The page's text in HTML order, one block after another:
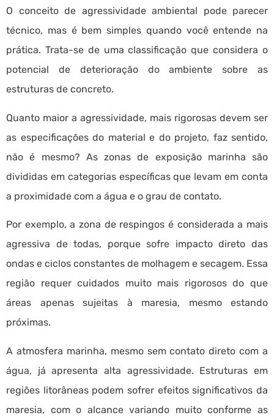
O conceito de agressividade ambiental pode parecer
técnico, mas é bem simples quando você entende na
prática. Trata-se de uma classificação que considera o
potencial de deterioração do ambiente sobre as
estruturas de concreto.
Quanto maior a agressividade, mais rigorosas devem ser
as especificações do material e do projeto, faz sentido,
não é mesmo? As zonas de exposição marinha são
divididas em categorias específicas que levam em conta
a proximidade com a água e o grau de contato.
Por exemplo, a zona de respingos é considerada a mais
agressiva de todas, porque sofre impacto direto das
ondas e ciclos constantes de molhagem e secagem. Essa
região requer cuidados muito mais rigorosos do que
áreas apenas sujeitas à maresia, mesmo estando
próximas.
A atmosfera marinha, mesmo sem contato direto com a
água, já apresenta alta agressividade. Estruturas em
regiões litorâneas podem sofrer efeitos significativos da
maresia, com o alcance variando muito conforme as